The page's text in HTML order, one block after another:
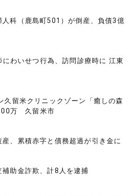
科（鹿島町501）が倒産、負債3億
わいせつ行為、訪問診療時に 江東
久留米クリニックゾーン「癒しの森
万 久留米市
、累積赤字と債務超過が引き金に
助金詐欺、計8人を逮捕